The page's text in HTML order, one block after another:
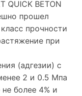
QUICK BETON
прошел
прочности
при
(адгезии) с
2 и 0.5 Мпа
более 4% и